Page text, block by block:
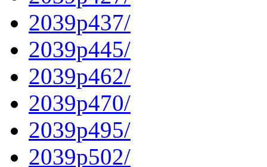
2039p437/
2039p445/
2039p462/
2039p470/
2039p495/
2039p502/